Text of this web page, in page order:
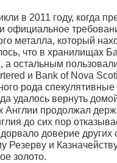
в 2011 году, когда
официальное
металла, который
что в хранилищах
а остальным
и Bank of Nova
рода
удалось вернуть
Англии продолжал
до сих пор
доверие других
Резерву и
золото.